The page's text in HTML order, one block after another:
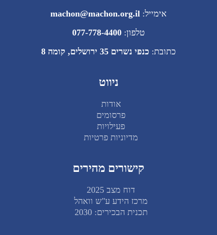
אימייל: machon@machon.org.il
טלפון: 077-778-4400
כתובת: כנפי נשרים 35 ירושלים, קומה 8
ניווט
אודות
פרסומים
פעילויות
מדיוניות פרטיות
קישורים מהירים
דוח מצב 2025
מרכז הידע ע"ש וואהל
תכנית הבכירים: 2030